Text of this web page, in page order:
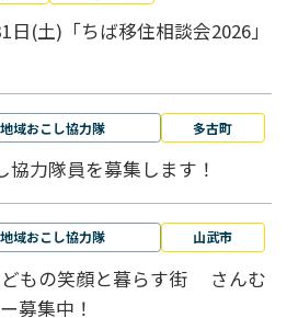
日(土)「ちば移住相談会2026」
地域おこし協力隊 多古町
力隊員を募集します！
地域おこし協力隊 山武市
どもの笑顔と暮らす街 さんむ
募集中！